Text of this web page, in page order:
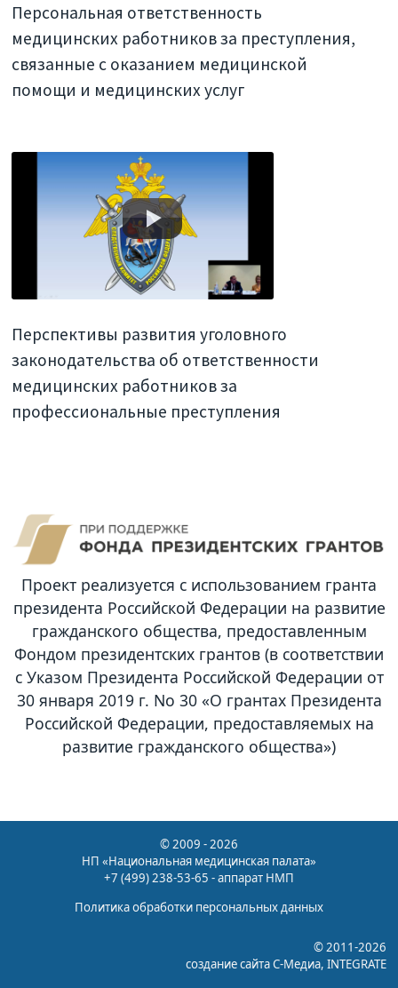
Персональная ответственность
медицинских работников за преступления,
связанные с оказанием медицинской
помощи и медицинских услуг
Перспективы развития уголовного
законодательства об ответственности
медицинских работников за
профессиональные преступления
Проект реализуется с использованием гранта
президента Российской Федерации на развитие
гражданского общества, предоставленным
Фондом президентских грантов (в соответствии
с Указом Президента Российской Федерации от
30 января 2019 г. No 30 «О грантах Президента
Российской Федерации, предоставляемых на
развитие гражданского общества»)
© 2009 - 2026
НП «Национальная медицинская палата»
+7 (499) 238-53-65 - аппарат НМП
Политика обработки персональных данных
© 2011-2026
создание сайтаС-Медиа, INTEGRATE